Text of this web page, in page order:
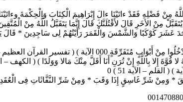
فَقَدْ ءاتَيْنَا ءالَ إِبْرَاهِيمَ الْكِتَابَ وَالْحِكْمَةَ وءاتَيْنَاهُمْ
الأخَرِ قَالَ لأَقْتُلَنَّكَ قَالَ إِنَّمَا يَتَقَبَّلُ اللَّهُ مِنْ الْمُتَّقِينَ ) (
عَشَرَ كَوْكَبًا وَالشَّمْسَ وَالْقَمَرَ رَأَيْتُهُمْ لِى سَاجِدِينَ *
القرآن العظيم – الآية 67 ) 0
بِاللَّهِ إِنْ تُرَنِ أَنَا أَقَلَّ مِنْكَ مَالا وَوَلَدًا ) ( الكهف – الآية
* وَمِنْ شَرِّ غَاسِقٍ إِذَا وَقَبَ * وَمِنْ شَرِّ النَّفَّاثَاتِ فِى